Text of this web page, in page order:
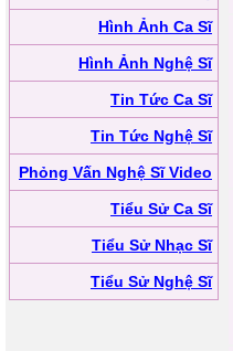
Hình Ảnh Ca Sĩ
Hình Ảnh Nghệ Sĩ
Tin Tức Ca Sĩ
Tin Tức Nghệ Sĩ
Phỏng Vấn Nghệ Sĩ Video
Tiểu Sử Ca Sĩ
Tiểu Sử Nhạc Sĩ
Tiểu Sử Nghệ Sĩ